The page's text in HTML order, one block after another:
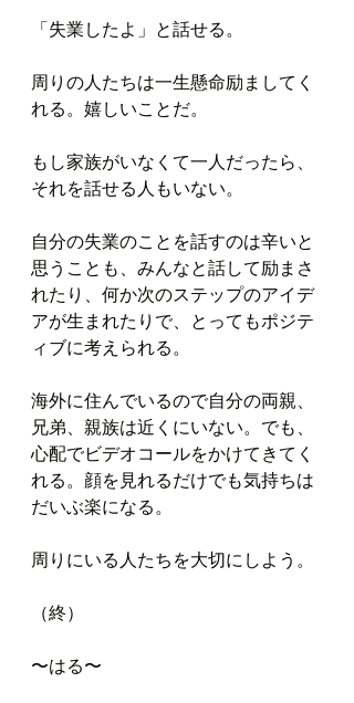
「失業したよ」と話せる。
周りの人たちは一生懸命励ましてく
れる。嬉しいことだ。
もし家族がいなくて一人だったら、
それを話せる人もいない。
自分の失業のことを話すのは辛いと
思うことも、みんなと話して励まさ
れたり、何か次のステップのアイデ
アが生まれたりで、とってもポジテ
ィブに考えられる。
海外に住んでいるので自分の両親、
兄弟、親族は近くにいない。でも、
心配でビデオコールをかけてきてく
れる。顔を見れるだけでも気持ちは
だいぶ楽になる。
周りにいる人たちを大切にしよう。
（終）
〜はる〜